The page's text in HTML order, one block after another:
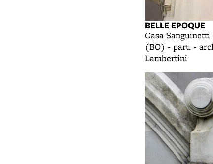
BELLE EPOQUE
Casa
(BO) - part. -
Lambertini